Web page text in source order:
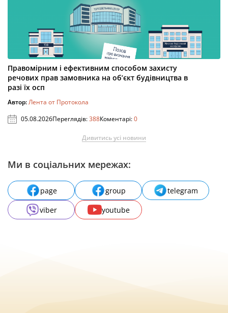
Правомірним і ефективним способом захисту
речових прав замовника на об’єкт будівництва в
разі їх осп
Автор:Лента от Протокола
05.08.2026Переглядів:388Коментарі:0
Дивитись усі новини
Ми в соціальних мережах:
page group
telegram
viber
youtube